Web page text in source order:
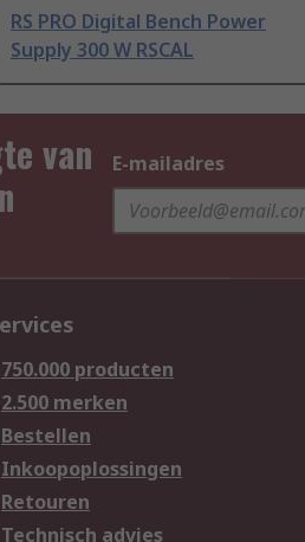
RS PRO Digital Bench Power
Supply 300 W RSCAL
van
E-mailadres
750.000 producten
2.500 merken
Bestellen
Inkoopoplossingen
Retouren
Technisch advies